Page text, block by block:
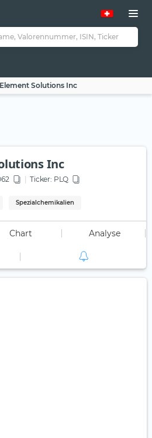
Element Solutions Inc
Inc
Ticker: PLQ
Spezialchemikalien
Chart Analyse